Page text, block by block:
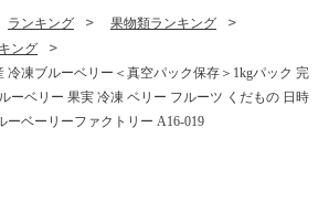
ランキング
果物類ランキング
ング
冷凍ブルーベリー＜真空パック保存＞1kgパック 完
ーベリー 果実 冷凍 ベリー フルーツ くだもの 日時
ーベーリーファクトリー A16-019